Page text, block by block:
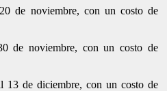
de noviembre, con un costo de
de noviembre, con un costo de
13 de diciembre, con un costo de